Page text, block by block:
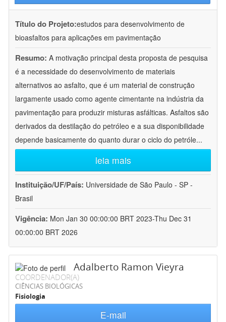
Título do Projeto:estudos para desenvolvimento de
bioasfaltos para aplicações em pavimentação
Resumo: A motivação principal desta proposta de pesquisa
é a necessidade do desenvolvimento de materiais
alternativos ao asfalto, que é um material de construção
largamente usado como agente cimentante na indústria da
pavimentação para produzir misturas asfálticas. Asfaltos são
derivados da destilação do petróleo e a sua disponibilidade
depende basicamente do quanto durar o ciclo do petróle...
leia mais
Instituição/UF/País: Universidade de São Paulo - SP -
Brasil
Vigência: Mon Jan 30 00:00:00 BRT 2023-Thu Dec 31
00:00:00 BRT 2026
Adalberto Ramon Vieyra
COORDENADOR(A)
CIÊNCIAS BIOLÓGICAS
Fisiologia
E-mail